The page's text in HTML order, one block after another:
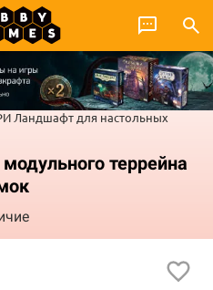
Ландшафт для настольных
террейна